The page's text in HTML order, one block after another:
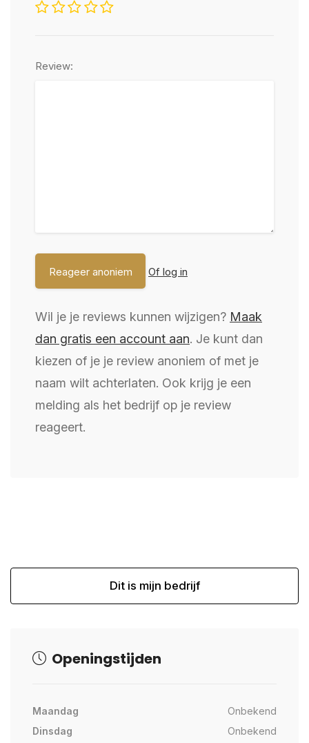
Review:
Of log in
Wil je je reviews kunnen wijzigen? Maak
dan gratis een account aan. Je kunt dan
kiezen of je je review anoniem of met je
naam wilt achterlaten. Ook krijg je een
melding als het bedrijf op je review
reageert.
Dit is mijn bedrijf
Openingstijden
Maandag
Onbekend
Dinsdag
Onbekend